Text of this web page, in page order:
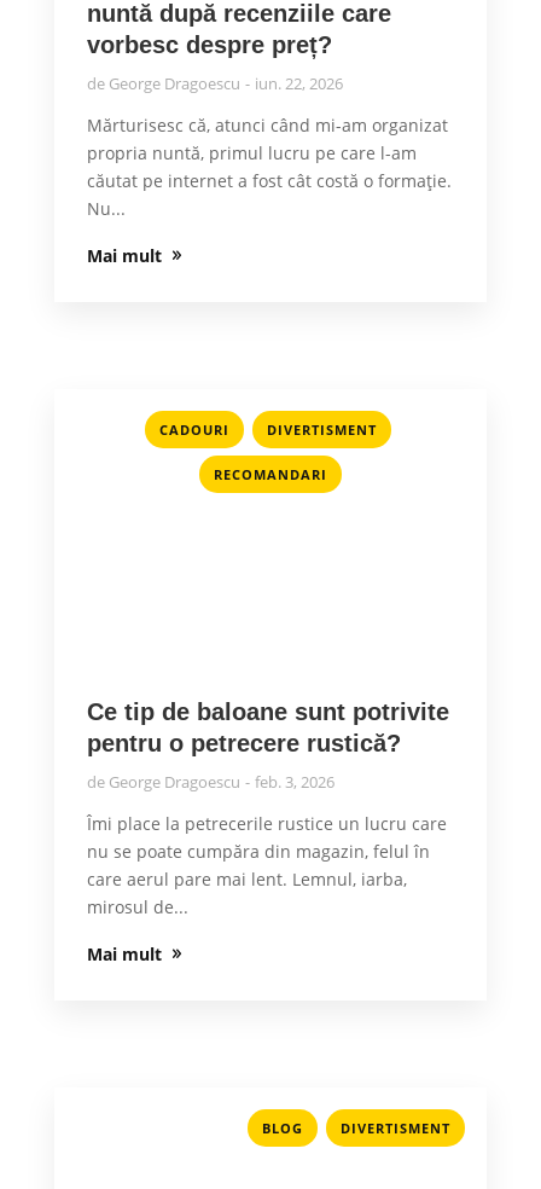
nuntă după recenziile care
vorbesc despre preț?
de George Dragoescu iun. 22, 2026
Mărturisesc că, atunci când mi-am organizat
propria nuntă, primul lucru pe care l-am
căutat pe internet a fost cât costă o formație.
Nu...
Mai mult
CADOURI , DIVERTISMENT
RECOMANDARI
Ce tip de baloane sunt potrivite
pentru o petrecere rustică?
de George Dragoescu feb. 3, 2026
Îmi place la petrecerile rustice un lucru care
nu se poate cumpăra din magazin, felul în
care aerul pare mai lent. Lemnul, iarba,
mirosul de...
Mai mult
BLOG , DIVERTISMENT